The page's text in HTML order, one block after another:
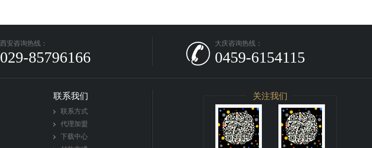
西安咨询热线：
029-85796166
大庆咨询热线：
0459-6154115
联系我们
联系方式
代理加盟
下载中心
关注我们